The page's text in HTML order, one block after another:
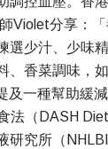
Violet分享：
選少汁、少味
、香菜調味，
及一種幫助緩
法（DASH
研究所（